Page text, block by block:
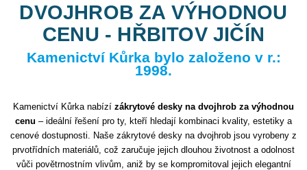
DVOJHROB ZA VÝHODNOU
CENU - HŘBITOV JIČÍN
Kamenictví Kůrka bylo založeno v r.:
1998.
Kamenictví Kůrka nabízí zákrytové desky na dvojhrob za výhodnou
cenu – ideální řešení pro ty, kteří hledají kombinaci kvality, estetiky a
cenové dostupnosti. Naše zákrytové desky na dvojhrob jsou vyrobeny z
prvotřídních materiálů, což zaručuje jejich dlouhou životnost a odolnost
vůči povětrnostním vlivům, aniž by se kompromitoval jejich elegantní